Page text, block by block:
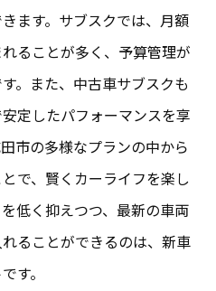
ます。サブスクでは、月額
ることが多く、予算管理が
。また、中古車サブスクも
定したパフォーマンスを享
市の多様なプランの中から
で、賢くカーライフを楽し
低く抑えつつ、最新の車両
ることができるのは、新車
す。